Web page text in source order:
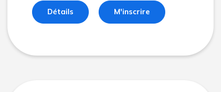
Détails M'inscrire